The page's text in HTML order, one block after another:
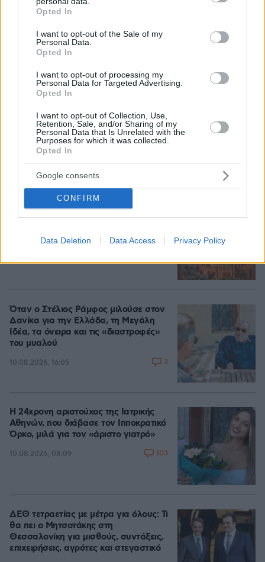
grant or deny consent to Google and its third-party tags to
use your data for below specified purposes in below Google
consent section.
Opted In
I want to opt-out of the Sale of my
Personal Data.
Opted In
I want to opt-out of processing my
Personal Data for Targeted Advertising.
Opted In
I want to opt-out of Collection, Use,
Retention, Sale, and/or Sharing of my
Personal Data that Is Unrelated with the
Purposes for which it was collected.
Opted In
Google consents
CONFIRM
Data Deletion Data Access Privacy Policy
«Δεν ήταν κοντά στο παιδί και πριν
έναν μήνα το είχε αφήσει ξανά μόνο»
για τον πατέρα του 4χρονου στην
Loaded
100.00%
Τραυματίες και ζημιές σε κτίρια,
έντρομος ο κόσμος βγήκε στους
δρόμους, δείτε βίντεο
10.08.2026, 16:14
Τη Υπερμάχω: Η νύχτα του Αυγούστου
πριν από 1.400 χρόνια, που γέννησε
Όταν ο Στέλιος Ράμφος μιλούσε στον
Δανίκα για την Ελλάδα, τη Μεγάλη
Ιδέα, τα όνειρα και τις «διαστροφές»
του μυαλού
10.08.2026, 16:05 3
Η 24χρονη αριστούχος της Ιατρικής
Αθηνών, που διάβασε τον Ιπποκρατικό
Όρκο, μιλά για τον «άριστο γιατρό»
10.08.2026, 08:09 103
ΔΕΘ τετραετίας με μέτρα για όλους: Τι
θα πει ο Μητσοτάκης στη
Θεσσαλονίκη για μισθούς, συντάξεις,
επιχειρήσεις, αγρότες και στεγαστικό